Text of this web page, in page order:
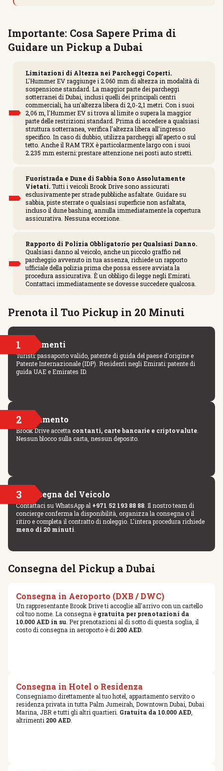
Importante: Cosa Sapere Prima di
Guidare un Pickup a Dubai
Limitazioni di Altezza nei Parcheggi Coperti.
L'Hummer EV raggiunge i 2.060 mm di altezza in modalità di
sospensione standard. La maggior parte dei parcheggi
sotterranei di Dubai, inclusi quelli dei principali centri
commerciali, ha un'altezza libera di 2,0-2,1 metri. Con i suoi
2,06 m, l'Hummer EV si trova al limite o supera la maggior
parte delle restrizioni standard. Prima di accedere a qualsiasi
struttura sotterranea, verifica l'altezza libera all'ingresso
specifico. In caso di dubbio, utilizza parcheggi all'aperto o sul
tetto. Anche il RAM TRX è particolarmente largo con i suoi
2.235 mm esterni: prestare attenzione nei posti auto stretti.
Fuoristrada e Dune di Sabbia Sono Assolutamente
Vietati.Tutti i veicoli Brook Drive sono assicurati
esclusivamente per strade pubbliche asfaltate. Guidare su
sabbia, piste sterrate o qualsiasi superficie non asfaltata,
incluso il dune bashing, annulla immediatamente la copertura
assicurativa. Nessuna eccezione.
Rapporto di Polizia Obbligatorio per Qualsiasi Danno.
Qualsiasi danno al veicolo, anche un piccolo graffio nel
parcheggio avvenuto in tua assenza, richiede un rapporto
ufficiale della polizia prima che possa essere avviata la
procedura assicurativa. È un obbligo di legge negli Emirati.
Contattaci immediatamente se dovesse succedere qualcosa.
Prenota il Tuo Pickup in 20 Minuti
1 Documenti
Turisti: passaporto valido, patente di guida del paese d'origine e
Patente Internazionale (IDP). Residenti negli Emirati: patente di
guida UAE e Emirates ID.
2 Pagamento
Brook Drive accetta contanti, carte bancarie e criptovalute
Nessun blocco sulla carta, nessun deposito.
3 Consegna del Veicolo
Contattaci su WhatsApp al +971 52 193 88 88 . Il nostro team di
concierge conferma la disponibilità, organizza la consegna o il
ritiro e completa il contratto di noleggio. L'intera procedura richiede
meno di 20 minuti
Consegna del Pickup a Dubai
Consegna in Aeroporto (DXB / DWC)
Un rappresentante Brook Drive ti accoglie all'arrivo con un cartello
col tuo nome. La consegna è gratuita per prenotazioni da
10.000 AED in su . Per prenotazioni al di sotto di questa soglia, il
costo di consegna in aeroporto è di 200 AED
Consegna in Hotel o Residenza
Consegniamo direttamente al tuo hotel, appartamento servito o
residenza privata in tutta Palm Jumeirah, Downtown Dubai, Dubai
Marina, JBR e tutti gli altri quartieri. Gratuita da 10.000 AED
altrimenti 200 AED